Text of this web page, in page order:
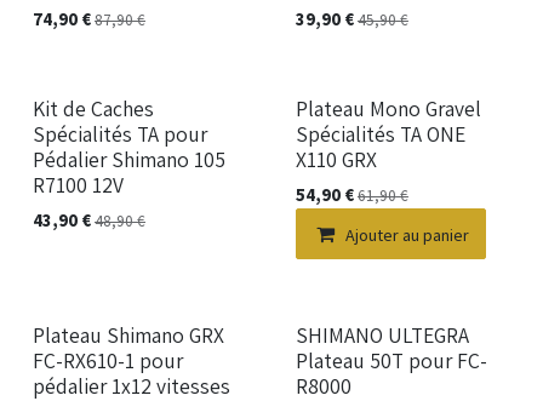
74,90 €87,90€ 39,90€45,90€
Kit de Caches
Spécialités TA pour
Pédalier Shimano 105
R7100 12V
43,90 €48,90€
Plateau Mono Gravel
Spécialités TA ONE
X110 GRX
54,90€61,90€
Ajouter au panier
Plateau Shimano GRX
FC-RX610-1 pour
pédalier 1x12 vitesses
Nouveau !
SHIMANO ULTEGRA
Plateau 50T pour FC-
R8000